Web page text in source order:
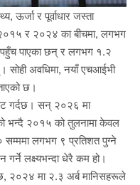
ऊर्जा र पूर्वाधार जस्ता
र २०२४ का बीचमा, लगभग
पहुँच पाएका छन् र लगभग १.२
सोही अवधिमा, नयाँ एचआईभी
छ।
गर्दछ। सन् २०२६ मा
भन्दै २०१५ को तुलनामा केवल
लगभग ९ प्रतिशत पुग्ने
गर्ने लक्ष्यभन्दा धेरै कम हो।
२०२४ मा २.३ अर्ब मानिसहरूले